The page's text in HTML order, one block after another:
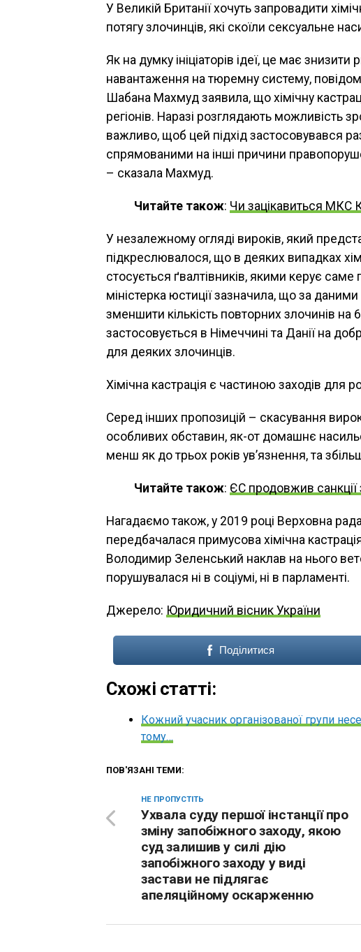
У Великій Британії хочуть запровадити
потягу злочинців, які скоїли сексуальне
Як на думку ініціаторів ідеї, це має
навантаження на тюремну систему,
Шабана Махмуд заявила, що хімічну
регіонів. Наразі розглядають можливість
важливо, щоб цей підхід застосовувався
спрямованими на інші причини
– сказала Махмуд.
Читайте також: Чи зацікавиться МКС
У незалежному огляді вироків, який
підкреслювалося, що в деяких випадках
стосується ґвалтівників, якими керує
міністерка юстиції зазначила, що за
зменшити кількість повторних злочинів
застосовується в Німеччині та Данії на
для деяких злочинців.
Хімічна кастрація є частиною заходів для
Серед інших пропозицій – скасування
особливих обставин, як-от домашнє
менш як до трьох років ув’язнення, та
Читайте також: ЄС продовжив
Нагадаємо також, у 2019 році Верховна
передбачалася примусова хімічна
Володимир Зеленський наклав на нього
порушувалася ні в соціумі, ні в парламенті.
Джерело: Юридичний вісник України
Поділитися
Схожі статті:
Кожний учасник організованої групи
тому…
ПОВ'ЯЗАНІ ТЕМИ:
НЕ ПРОПУСТІТЬ
Ухвала суду першої інстанції про
зміну запобіжного заходу, якою
суд залишив у силі дію
запобіжного заходу у виді
застави не підлягає
апеляційному оскарженню